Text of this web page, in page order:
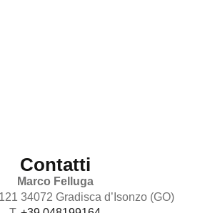
Contatti
Marco Felluga
34072 Gradisca d’Isonzo (GO)